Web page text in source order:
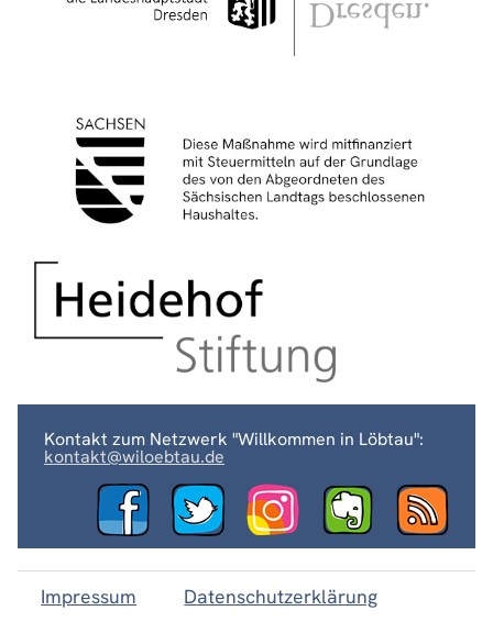
Kontakt zum Netzwerk "Willkommen in Löbtau":
kontakt@wiloebtau.de
Impressum
Datenschutzerklärung